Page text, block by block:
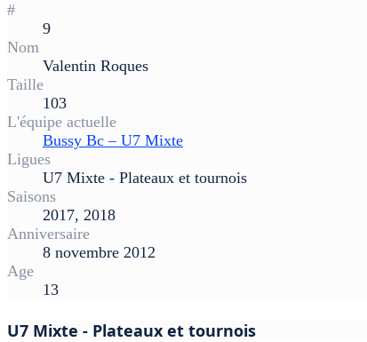
#
9
Nom
Valentin Roques
Taille
103
L'équipe actuelle
Bussy Bc – U7 Mixte
Ligues
U7 Mixte - Plateaux et tournois
Saisons
2017, 2018
Anniversaire
8 novembre 2012
Age
13
U7 Mixte - Plateaux et tournois